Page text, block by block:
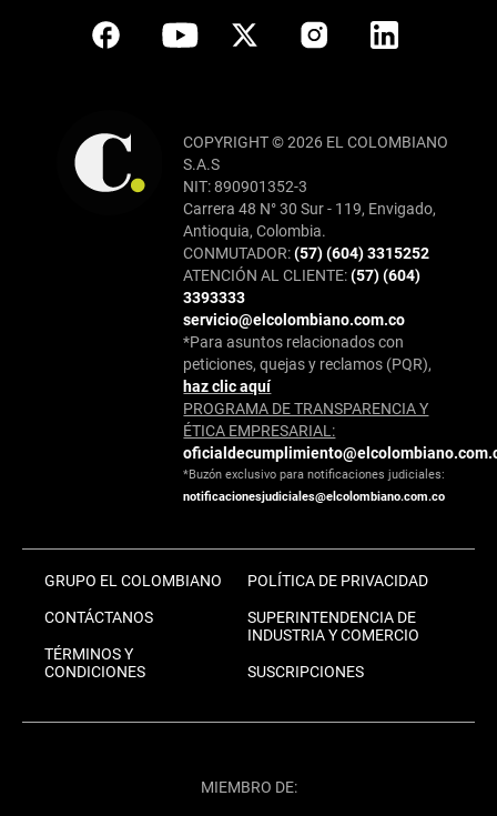
COPYRIGHT © 2026 EL COLOMBIANO
S.A.S
NIT: 890901352-3
Carrera 48 N° 30 Sur - 119, Envigado,
Antioquia, Colombia.
CONMUTADOR:(57) (604) 3315252
ATENCIÓN AL CLIENTE:(57) (604)
3393333
servicio@elcolombiano.com.co
*Para asuntos relacionados con
peticiones, quejas y reclamos (PQR),
haz clic aquí
PROGRAMA DE TRANSPARENCIA Y
ÉTICA EMPRESARIAL:
*Buzón exclusivo para notificaciones judiciales:
notificacionesjudiciales@elcolombiano.com.co
GRUPO EL COLOMBIANO
CONTÁCTANOS
TÉRMINOS Y
CONDICIONES
POLÍTICA DE PRIVACIDAD
SUPERINTENDENCIA DE
INDUSTRIA Y COMERCIO
SUSCRIPCIONES
MIEMBRO DE: